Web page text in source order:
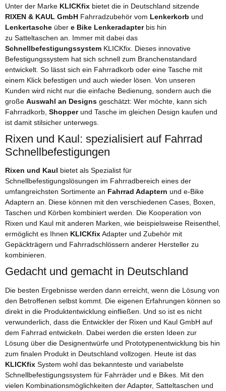
Unter der Marke KLICKfix bietet die in Deutschland sitzende
RIXEN & KAUL GmbH Fahrradzubehör vom Lenkerkorb und
Lenkertasche über e Bike Lenkeradapterbis hin
zu Satteltaschen an. Immer mit dabei das
Schnellbefestigungssystem KLICKfix. Dieses innovative
Befestigungssystem hat sich schnell zum Branchenstandard
entwickelt. So lässt sich ein Fahrradkorb oder eine Tasche mit
einem Klick befestigen und auch wieder lösen. Von unseren
Kunden wird nicht nur die einfache Bedienung, sondern auch die
große Auswahl an Designs geschätzt: Wer möchte, kann sich
Fahrradkorb, Shopperund Tasche im gleichen Design kaufen und
ist damit stilsicher unterwegs.
Rixen und Kaul: spezialisiert auf Fahrrad
Schnellbefestigungen
Rixen und Kaul bietet als Spezialist für
Schnellbefestigungslösungen im Fahrradbereich eines der
umfangreichsten Sortimente an Fahrrad Adaptern und e-Bike
Adaptern an. Diese können mit den verschiedenen Cases, Boxen,
Taschen und Körben kombiniert werden. Die Kooperation von
Rixen und Kaul mit anderen Marken, wie beispielsweise Reisenthel,
ermöglicht es Ihnen KLICKfixAdapter und Zubehör mit
Gepäckträgern und Fahrradschlössern anderer Hersteller zu
kombinieren.
Gedacht und gemacht in Deutschland
Die besten Ergebnisse werden dann erreicht, wenn die Lösung von
den Betroffenen selbst kommt. Die eigenen Erfahrungen können so
direkt in die Produktentwicklung einfließen. Und so ist es nicht
verwunderlich, dass die Entwickler der Rixen und Kaul GmbH auf
dem Fahrrad entwickeln. Dabei werden die ersten Ideen zur
Lösung über die Designentwürfe und Prototypenentwicklung bis hin
zum finalen Produkt in Deutschland vollzogen. Heute ist das
KLICKfix System wohl das bekannteste und variabelste
Schnellbefestigungssystem für Fahrräder und e Bikes. Mit den
vielen Kombinationsmöglichkeiten der Adapter, Satteltaschen und